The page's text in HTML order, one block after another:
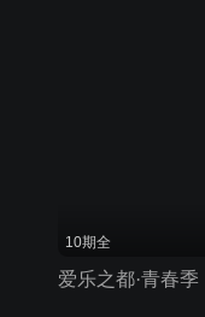
10期全
爱乐之都·青春季